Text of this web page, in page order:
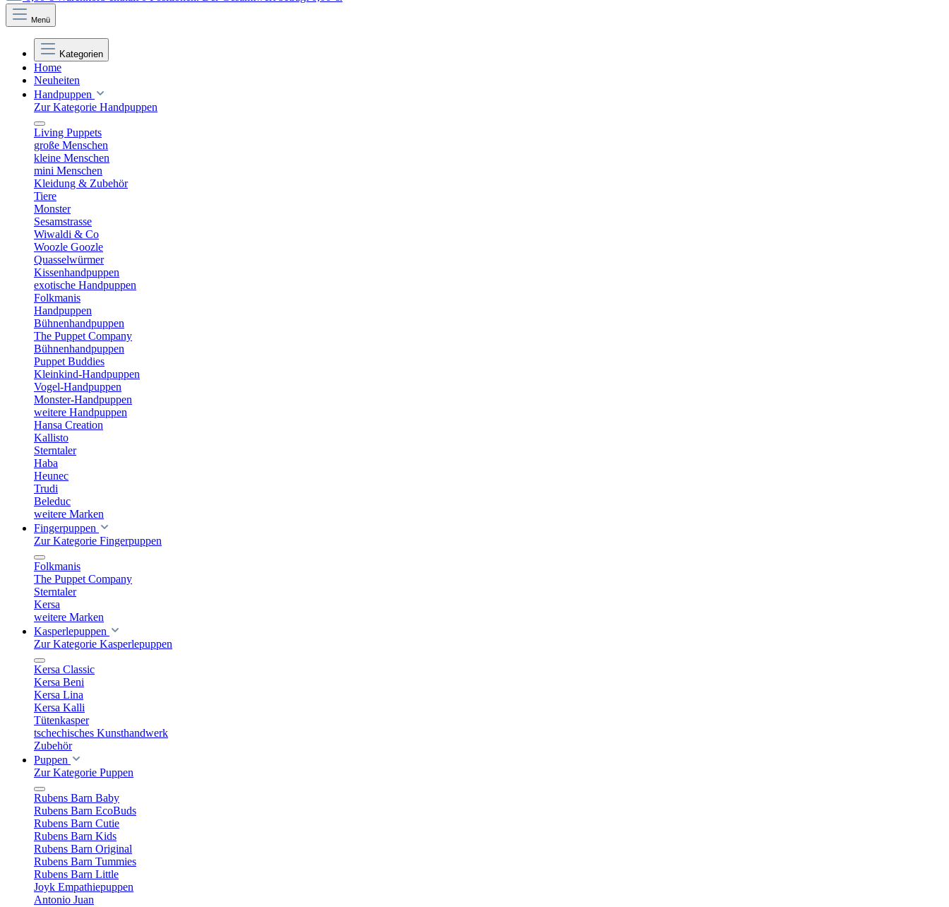
Menü
Kategorien
Home
Neuheiten
Handpuppen
Zur Kategorie Handpuppen
Living Puppets
große Menschen
kleine Menschen
mini Menschen
Kleidung & Zubehör
Tiere
Monster
Sesamstrasse
Wiwaldi & Co
Woozle Goozle
Quasselwürmer
Kissenhandpuppen
exotische Handpuppen
Folkmanis
Handpuppen
Bühnenhandpuppen
The Puppet Company
Bühnenhandpuppen
Puppet Buddies
Kleinkind-Handpuppen
Vogel-Handpuppen
Monster-Handpuppen
weitere Handpuppen
Hansa Creation
Kallisto
Sterntaler
Haba
Heunec
Trudi
Beleduc
weitere Marken
Fingerpuppen
Zur Kategorie Fingerpuppen
Folkmanis
The Puppet Company
Sterntaler
Kersa
weitere Marken
Kasperlepuppen
Zur Kategorie Kasperlepuppen
Kersa Classic
Kersa Beni
Kersa Lina
Kersa Kalli
Tütenkasper
tschechisches Kunsthandwerk
Zubehör
Puppen
Zur Kategorie Puppen
Rubens Barn Baby
Rubens Barn EcoBuds
Rubens Barn Cutie
Rubens Barn Kids
Rubens Barn Original
Rubens Barn Tummies
Rubens Barn Little
Joyk Empathiepuppen
Antonio Juan